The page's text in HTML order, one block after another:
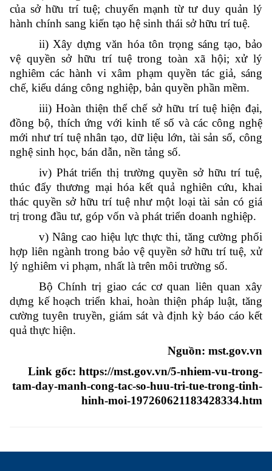
của sở hữu trí tuệ; chuyển mạnh từ tư duy quản lý
hành chính sang kiến tạo hệ sinh thái sở hữu trí tuệ.
ii) Xây dựng văn hóa tôn trọng sáng tạo, bảo
vệ quyền sở hữu trí tuệ trong toàn xã hội; xử lý
nghiêm các hành vi xâm phạm quyền tác giả, sáng
chế, kiểu dáng công nghiệp, bản quyền phần mềm.
iii) Hoàn thiện thể chế sở hữu trí tuệ hiện đại,
đồng bộ, thích ứng với kinh tế số và các công nghệ
mới như trí tuệ nhân tạo, dữ liệu lớn, tài sản số, công
nghệ sinh học, bán dẫn, nền tảng số.
iv) Phát triển thị trường quyền sở hữu trí tuệ,
thúc đẩy thương mại hóa kết quả nghiên cứu, khai
thác quyền sở hữu trí tuệ như một loại tài sản có giá
trị trong đầu tư, góp vốn và phát triển doanh nghiệp.
v) Nâng cao hiệu lực thực thi, tăng cường phối
hợp liên ngành trong bảo vệ quyền sở hữu trí tuệ, xử
lý nghiêm vi phạm, nhất là trên môi trường số.
Bộ Chính trị giao các cơ quan liên quan xây
dựng kế hoạch triển khai, hoàn thiện pháp luật, tăng
cường tuyên truyền, giám sát và định kỳ báo cáo kết
quả thực hiện.
Nguồn: mst.gov.vn
Link gốc: https://mst.gov.vn/5-nhiem-vu-trong-
tam-day-manh-cong-tac-so-huu-tri-tue-trong-tinh-
hinh-moi-197260621183428334.htm